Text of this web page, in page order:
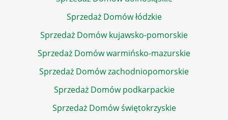
Sprzedaż Domów łódzkie
Sprzedaż Domów kujawsko-pomorskie
Sprzedaż Domów warmińsko-mazurskie
Sprzedaż Domów zachodniopomorskie
Sprzedaż Domów podkarpackie
Sprzedaż Domów świętokrzyskie